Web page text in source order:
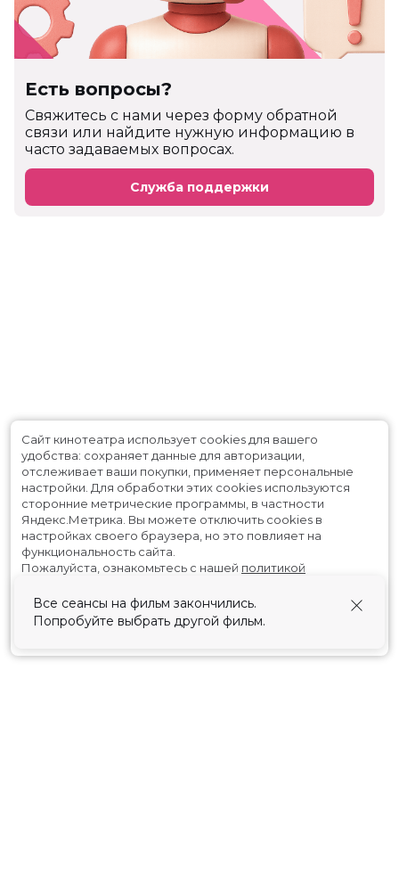
Есть вопросы?
Cвяжитесь с нами через форму обратной
связи или найдите нужную информацию в
часто задаваемых вопросах.
Служба поддержки
Все сеансы на фильм закончились.
Попробуйте выбрать другой фильм.
Сайт кинотеатра использует cookies для вашего
удобства: сохраняет данные для авторизации,
отслеживает ваши покупки, применяет персональные
настройки. Для обработки этих cookies используются
сторонние метрические программы, в частности
Яндекс.Метрика. Вы можете отключить cookies в
настройках своего браузера, но это повлияет на
функциональность сайта.
Пожалуйста, ознакомьтесь с нашей политикой
Принять